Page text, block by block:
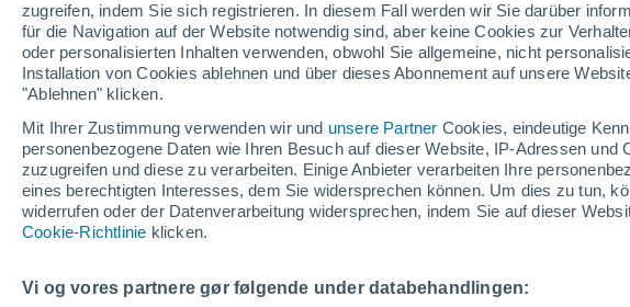
zugreifen, indem Sie sich registrieren. In diesem Fall werden wir Sie darüber
für die Navigation auf der Website notwendig sind, aber keine Cookies zur
oder personalisierten Inhalten verwenden, obwohl Sie allgemeine, nicht
Installation von Cookies ablehnen und über dieses Abonnement auf unsere
"Ablehnen" klicken.
Mit Ihrer Zustimmung verwenden wir und unsere Partner Cookies, eindeutige
personenbezogene Daten wie Ihren Besuch auf dieser Website, IP-Adressen und
zuzugreifen und diese zu verarbeiten. Einige Anbieter verarbeiten Ihre
eines berechtigten Interesses, dem Sie widersprechen können. Um dies zu tun,
widerrufen oder der Datenverarbeitung widersprechen, indem Sie auf dieser
Cookie-Richtlinie klicken.
Vi og vores partnere gør følgende under databehandlingen:
Pisten nach
Schwierigkeitsgrad
0 - - -
befahrbare Pistenkilometer 0 / 8
Offene Pisten -